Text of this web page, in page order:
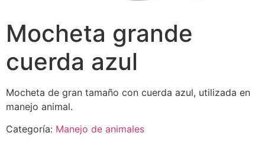
Mocheta grande
cuerda azul
Mocheta de gran tamaño con cuerda azul, utilizada en
manejo animal.
Categoría: Manejo de animales